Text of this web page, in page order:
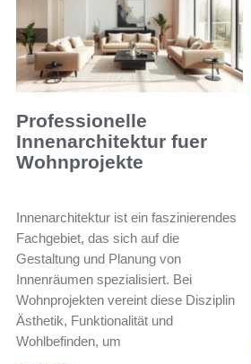
Professionelle
Innenarchitektur fuer
Wohnprojekte
Innenarchitektur ist ein faszinierendes
Fachgebiet, das sich auf die
Gestaltung und Planung von
Innenräumen spezialisiert. Bei
Wohnprojekten vereint diese Disziplin
Ästhetik, Funktionalität und
Wohlbefinden, um